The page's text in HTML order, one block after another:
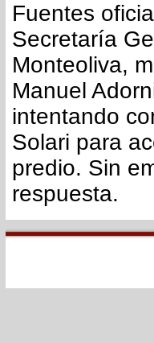
Fuentes
Secretaría
Monteoliva,
Manuel
intentando
Solari para
predio. Sin
respuesta.